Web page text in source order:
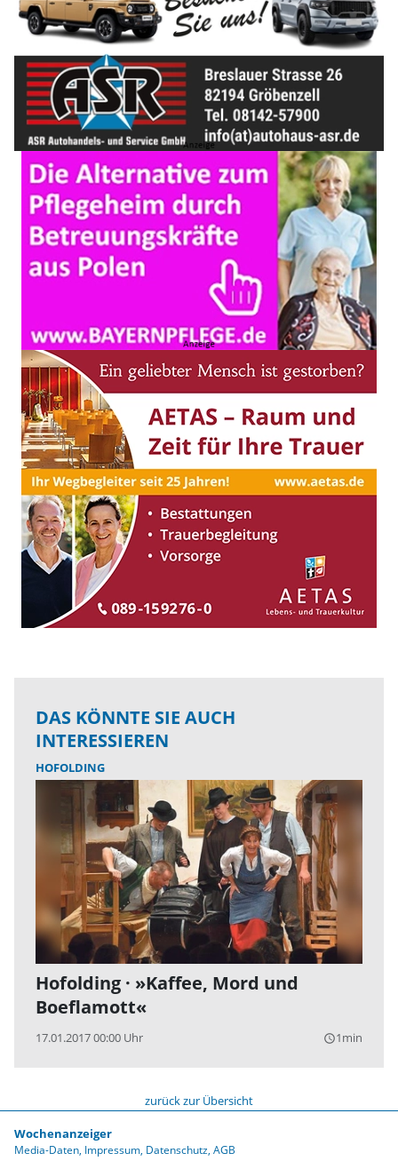
DAS KÖNNTE SIE AUCH
INTERESSIEREN
HOFOLDING
Hofolding · »Kaffee, Mord und
Boeflamott«
17.01.2017 00:00 Uhr query_builder1min
zurück zur Übersicht
Wochenanzeiger
Media-Daten Impressum Datenschutz AGB